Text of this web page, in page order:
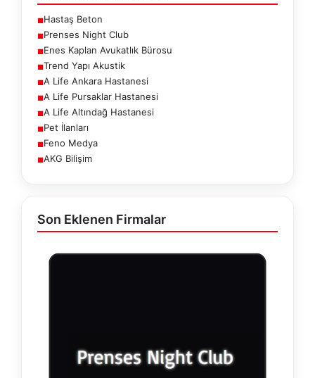
■Hastaş Beton
■Prenses Night Club
■Enes Kaplan Avukatlık Bürosu
■Trend Yapı Akustik
■A Life Ankara Hastanesi
■A Life Pursaklar Hastanesi
■A Life Altındağ Hastanesi
■Pet İlanları
■Feno Medya
■AKG Bilişim
Son Eklenen Firmalar